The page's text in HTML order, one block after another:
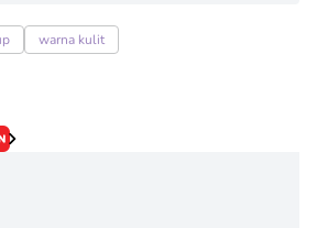
warna kulit